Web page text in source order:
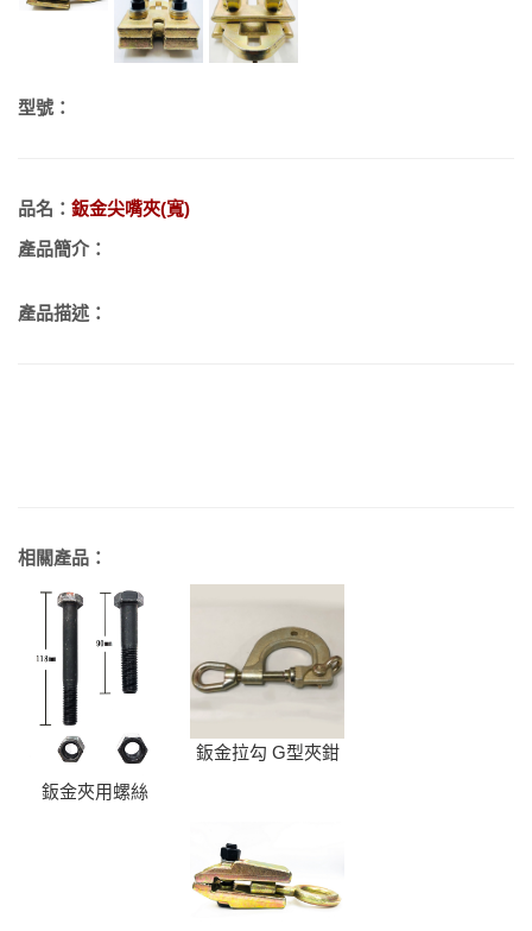
型號：
品名： 鈑金尖嘴夾(寬)
產品簡介：
產品描述：
相關產品：
鈑金夾用螺絲
鈑金拉勾 G型夾鉗